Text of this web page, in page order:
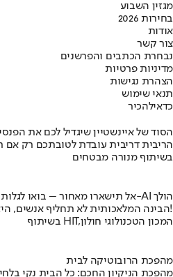
מגזין השבוע
בחירות 2026
אודות
צור קשר
נבחרת הכתבים והפרשנים
מדיניות פרטיות
הצהרת נגישות
תנאי שימוש
כדאילהכיר
הסוד של איינשטיין שיגדיל לכם את
הריבית דריבית עובדת לטובתכם רק אם
בשיתוף מנורה מבטחים
אל תישארו מאחור – בואו לגלות לאן ה-AI הולך
הבינה המלאכותית לא תחליף אנשים, היא תחליף את מי שלא משתמש בה!
בשיתוף HIT,המכון הטכנולוגי חולון
מהפכת הרובוטיקה לבית
מהפכת הניקיון החכם: כל הבית נקי